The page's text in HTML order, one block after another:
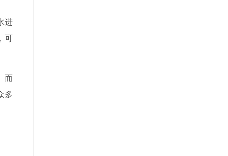
进
可
而
多